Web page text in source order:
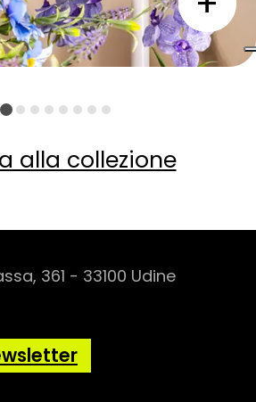
alla collezione
361 - 33100 Udine